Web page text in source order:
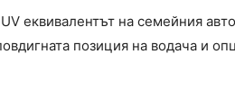
еквивалентът на семейния
позиция на водача и